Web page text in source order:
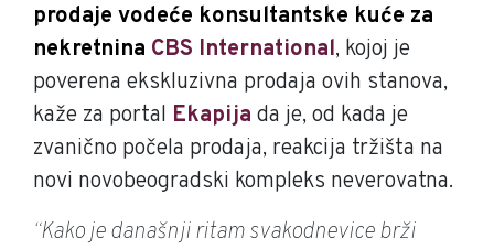
prodaje vodeće konsultantske kuće za
nekretnina CBS International, kojoj je
poverena ekskluzivna prodaja ovih stanova,
kaže za portal Ekapija da je, od kada je
zvanično počela prodaja, reakcija tržišta na
novi novobeogradski kompleks neverovatna.
“Kako je današnji ritam svakodnevice brži